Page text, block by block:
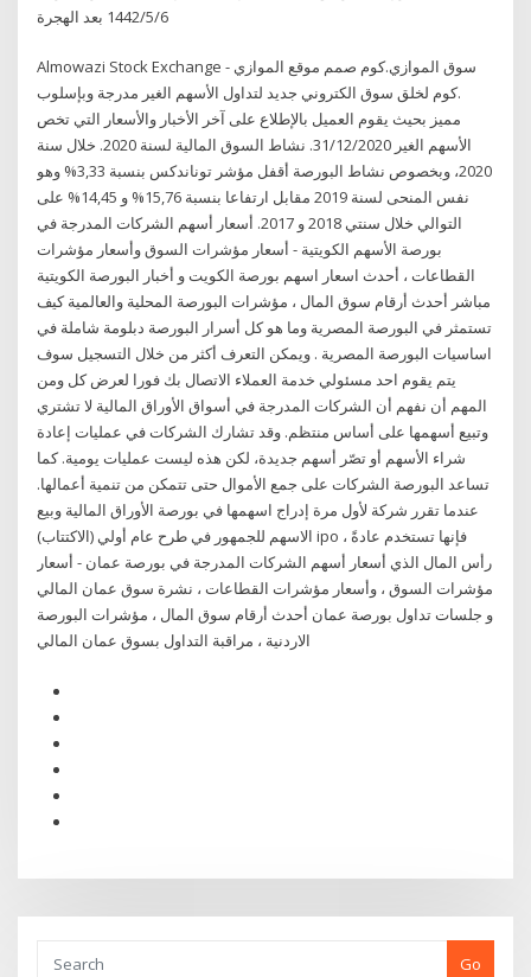
6‏‏/5‏‏/1442 بعد الهجرة
Almowazi Stock Exchange - سوق الموازي.كوم صمم موقع الموازي
.كوم لخلق سوق الكتروني جديد لتداول الأسهم الغير مدرجة وبإسلوب
مميز بحيث يقوم العميل بالإطلاع على آخر الأخبار والأسعار التي تخص
الأسهم الغير 31/12/2020. نشاط السوق المالية لسنة 2020. خلال سنة
2020، وبخصوص نشاط البورصة أقفل مؤشر توناندكس بنسبة 3,33% وهو
نفس المنحى لسنة 2019 مقابل ارتفاعا بنسبة 15,76% و 14,45% على
التوالي خلال سنتي 2018 و 2017. أسعار أسهم الشركات المدرجة في
بورصة الأسهم الكويتية - أسعار مؤشرات السوق وأسعار مؤشرات
القطاعات ، أحدث اسعار اسهم بورصة الكويت و أخبار البورصة الكويتية
مباشر أحدث أرقام سوق المال ، مؤشرات البورصة المحلية والعالمية كيف
تستمثر في البورصة المصرية وما هو كل أسرار البورصة دبلومة شاملة في
اساسيات البورصة المصرية . ويمكن التعرف أكثر من خلال التسجيل سوف
يتم يقوم احد مسئولي خدمة العملاء الاتصال بك فورا لعرض كل ومن
المهم أن نفهم أن الشركات المدرجة في أسواق الأوراق المالية لا تشتري
وتبيع أسهمها على أساس منتظم. وقد تشارك الشركات في عمليات إعادة
شراء الأسهم أو تصّر أسهم جديدة، لكن هذه ليست عمليات يومية. كما
تساعد البورصة الشركات على جمع الأموال حتى تتمكن من تنمية أعمالها.
عندما تقرر شركة لأول مرة إدراج اسهمها في بورصة الأوراق المالية وبيع
الاسهم للجمهور في طرح عام أولي (الاكتتاب) ipo ، فإنها تستخدم عادةً
رأس المال الذي أسعار أسهم الشركات المدرجة في بورصة عمان - أسعار
مؤشرات السوق ، وأسعار مؤشرات القطاعات ، نشرة سوق عمان المالي
و جلسات تداول بورصة عمان أحدث أرقام سوق المال ، مؤشرات البورصة
الاردنية ، مراقبة التداول بسوق عمان المالي
Go